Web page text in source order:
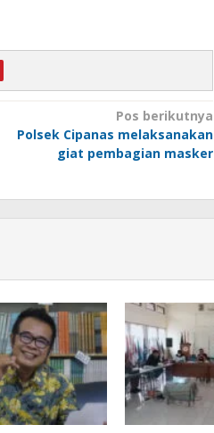
Pos berikutnya
Polsek Cipanas melaksanakan
giat pembagian masker